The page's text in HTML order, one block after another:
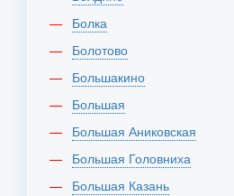
Болка
Болотово
Большакино
Большая
Большая Аниковская
Большая Головниха
Большая Казань